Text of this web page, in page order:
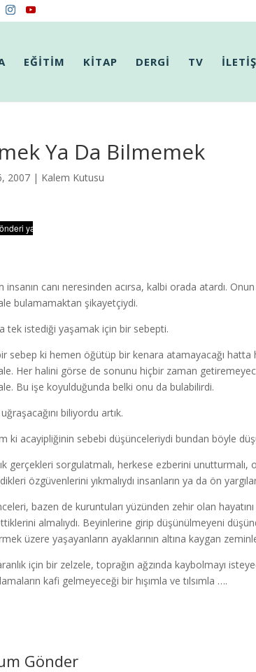
EĞİTİM KİTAP DERGİ TV
Ya Da Bilmemek
2007 | Kalem Kutusu
insanın canı neresinden acırsa, kalbi orada atardı.
bulamamaktan şikayetçiydi.
tek istediği yaşamak için bir sebepti.
sebep ki hemen öğütüp bir kenara atamayacağı
Her halini görse de sonunu hiçbir zaman
Bu işe koyulduğunda belki onu da bulabilirdi.
biliyordu artık.
ki acayipliğinin sebebi düşünceleriydi bundan böyle
gerçekleri sorgulatmalı, herkese ezberini
özgüvenlerini yıkmalıydı insanların ya da ön
bazen de kuruntuları yüzünden zehir olan hayatını
almalıydı. Beyinlerine girip düşünülmeyeni
üzere yaşayanların ayaklarının altına kaygan
için bir zelzele, toprağın ağzında kaybolmayı
kafi gelmeyeceği bir hışımla ve tılsımla ….
Gönder